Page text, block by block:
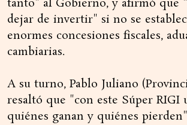
tanto" al Gobierno, y afirmó que
dejar de invertir" si no se
enormes concesiones fiscales,
cambiarias.
A su turno, Pablo Juliano
resaltó que "con este Súper RIGI
quiénes ganan y quiénes